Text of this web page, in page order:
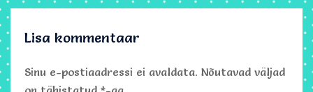
Lisa kommentaar
Sinu e-postiaadressi ei avaldata. Nõutavad väljad